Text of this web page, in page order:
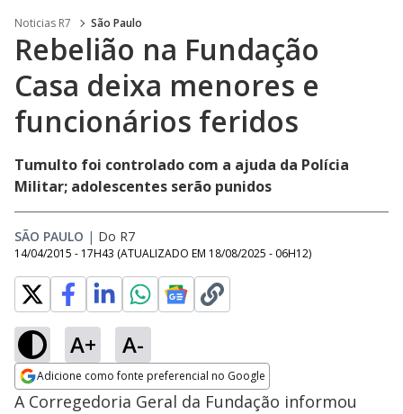
Noticias R7 São Paulo
Rebelião na Fundação
Casa deixa menores e
funcionários feridos
Tumulto foi controlado com a ajuda da Polícia
Militar; adolescentes serão punidos
SÃO PAULO | Do R7
14/04/2015 - 17H43 (ATUALIZADO EM 18/08/2025 - 06H12)
A+ A-
Adicione como fonte preferencial no Google
Opens in new window
A Corregedoria Geral da Fundação informou